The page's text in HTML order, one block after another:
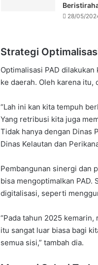
28/05/
Strategi
Optimalisasi PAD
ke daerah. Oleh karena
“Lah ini kan kita tempuh
Yang retribusi kita juga
Tidak hanya dengan Dinas
Dinas Kelautan dan
Pembangunan sinergi dan
bisa mengoptimalkan
digitalisasi, seperti
“Pada tahun 2025
itu sangat luar biasa bagi
semua sisi,” tambah dia.